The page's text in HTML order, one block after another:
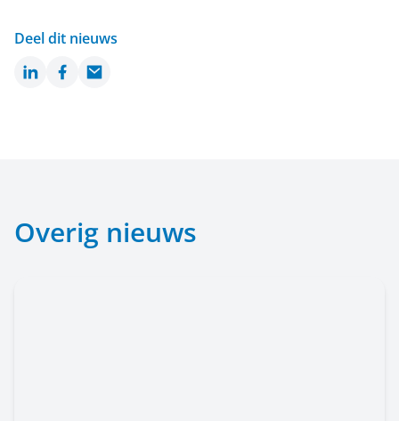
Deel dit nieuws
LinkedInFacebook
Email
Overig nieuws